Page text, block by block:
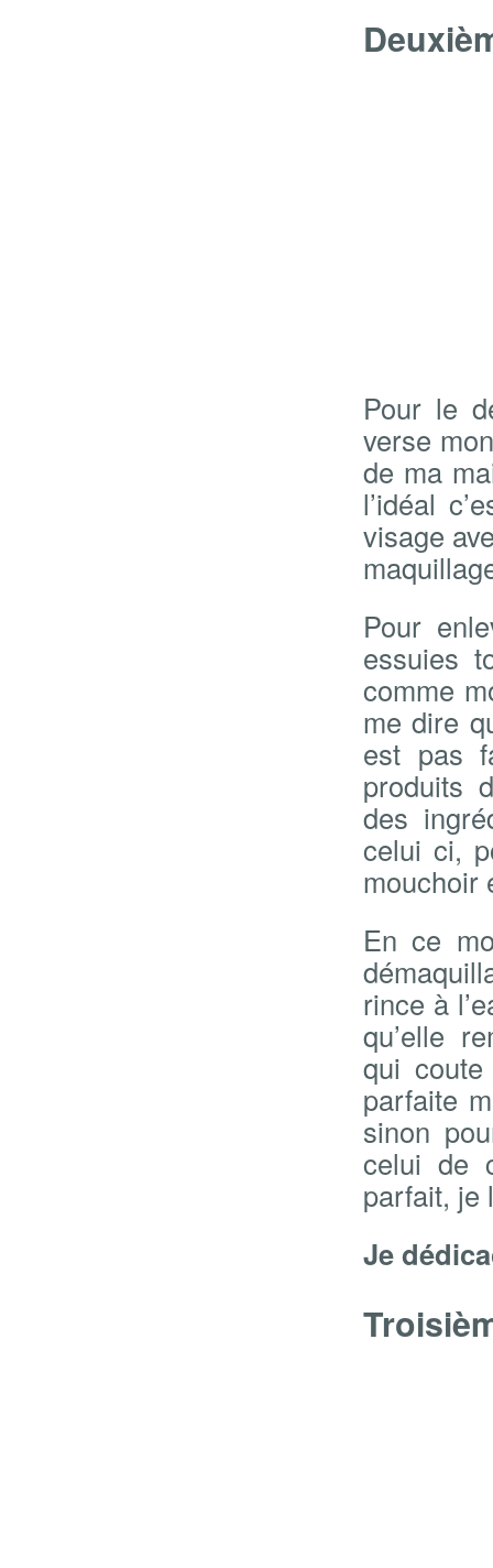
Pour le
verse
de ma
l’idéal
visage
Pour
essuies
comme
me dire
est pas
produits
des
celui ci,
mouchoir
En ce
rince à
qu’elle
qui coute
parfaite
sinon
celui de
parfait, je
Je